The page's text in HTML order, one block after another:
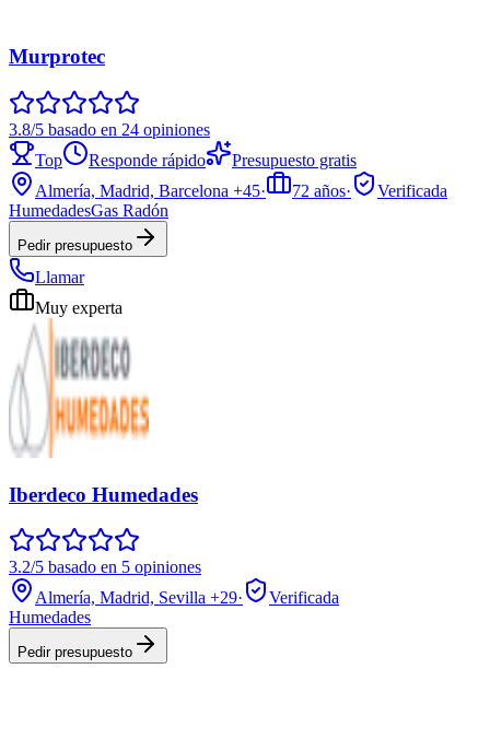
Murprotec
3.8/5 basado en 24 opiniones
Top
Responde rápido
Presupuesto gratis
Almería, Madrid, Barcelona +45· 72 años·
Verificada
HumedadesGas Radón
Pedir presupuesto
Llamar
Muy experta
Iberdeco Humedades
3.2/5 basado en 5 opiniones
Almería, Madrid, Sevilla +29·
Verificada
Humedades
Pedir presupuesto